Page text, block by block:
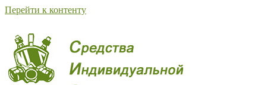
Перейти к контенту